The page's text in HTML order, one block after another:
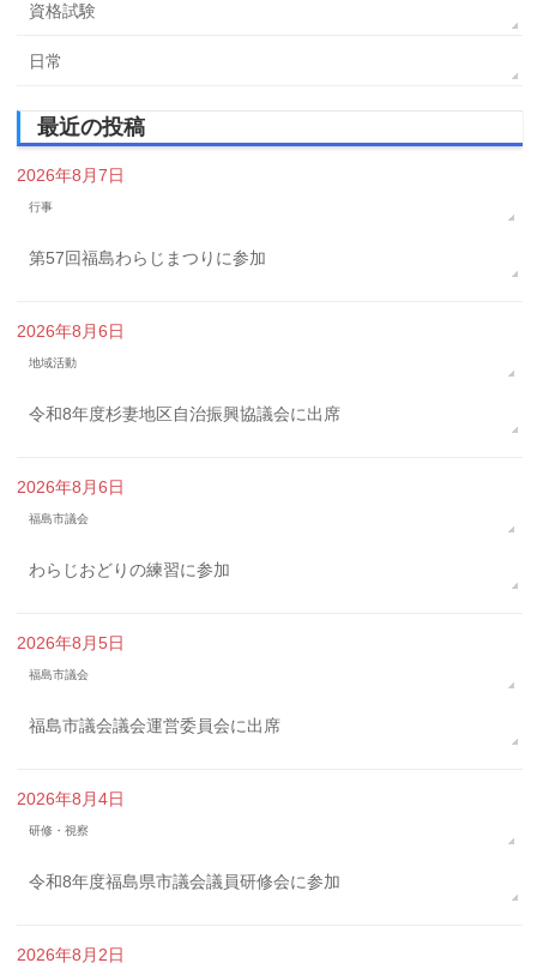
資格試験
日常
最近の投稿
2026年8月7日
行事
第57回福島わらじまつりに参加
2026年8月6日
地域活動
令和8年度杉妻地区自治振興協議会に出席
2026年8月6日
福島市議会
わらじおどりの練習に参加
2026年8月5日
福島市議会
福島市議会議会運営委員会に出席
2026年8月4日
研修・視察
令和8年度福島県市議会議員研修会に参加
2026年8月2日